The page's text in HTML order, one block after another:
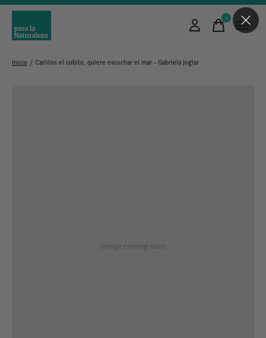
0items
Inicio / Carlitos el cobito, quiere escuchar el mar - Gabriela Joglar
Image coming soon